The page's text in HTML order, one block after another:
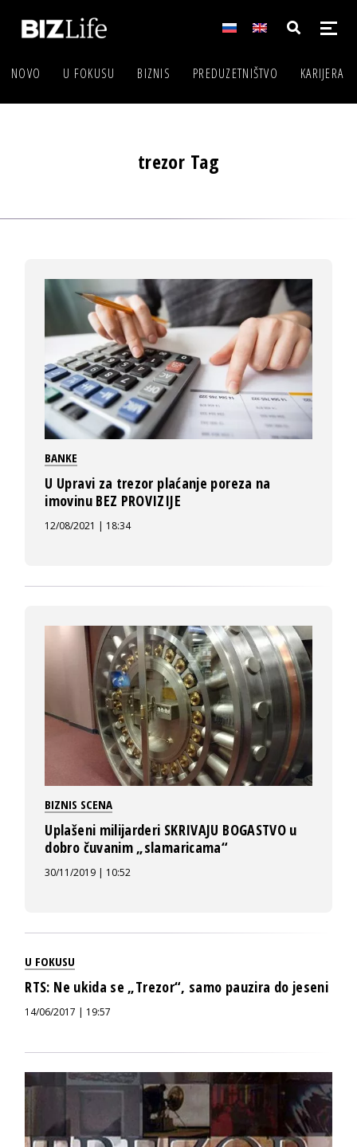
NOVO U FOKUSU BIZNIS PREDUZETNIŠTVO KARIJERA
trezor Tag
BANKE
U Upravi za trezor plaćanje poreza na
imovinu BEZ PROVIZIJE
12/08/2021 | 18:34
BIZNIS SCENA
Uplašeni milijarderi SKRIVAJU BOGASTVO u
dobro čuvanim „slamaricama“
30/11/2019 | 10:52
U FOKUSU
RTS: Ne ukida se „Trezor“, samo pauzira do jeseni
14/06/2017 | 19:57